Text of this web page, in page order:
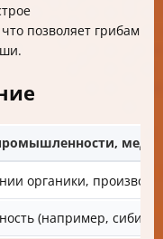
позволяет грибам
органики,
(например,